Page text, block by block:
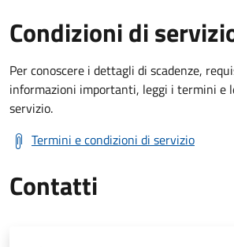
Condizioni di
Per conoscere i dettagli di scadenze,
informazioni importanti, leggi i termini e
servizio.
Termini e condizioni di servizio
Contatti